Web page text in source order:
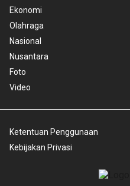
Ekonomi
Olahraga
Nasional
Nusantara
Foto
Video
Ketentuan Penggunaan
Kebijakan Privasi